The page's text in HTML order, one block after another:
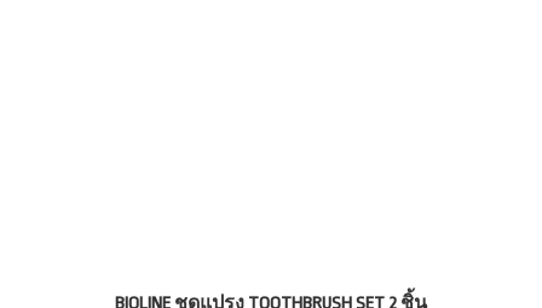
BIOLINE ชุดแปรง TOOTHBRUSH SET 2 ชิ้น